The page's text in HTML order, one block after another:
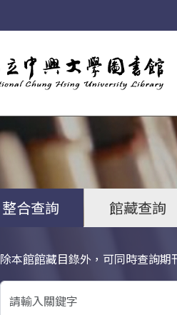
整合查詢 館藏查詢
除本館館藏目錄外，可同時查詢期
關鍵字搜尋